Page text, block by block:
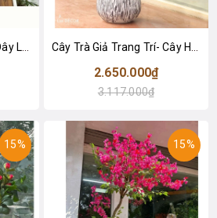
2.650.000₫
3.117.000₫
15% 15%